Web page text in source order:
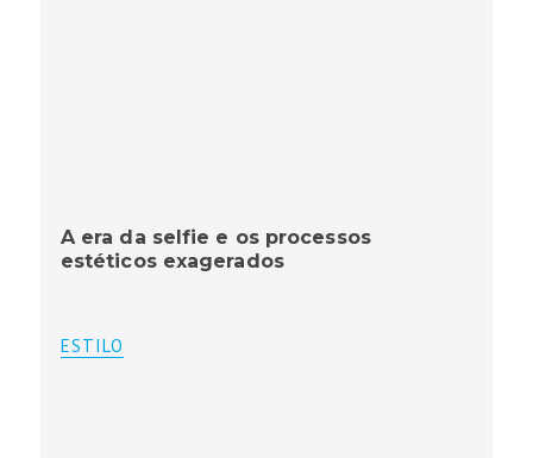
A era da selfie e os processos
estéticos exagerados
ESTILO